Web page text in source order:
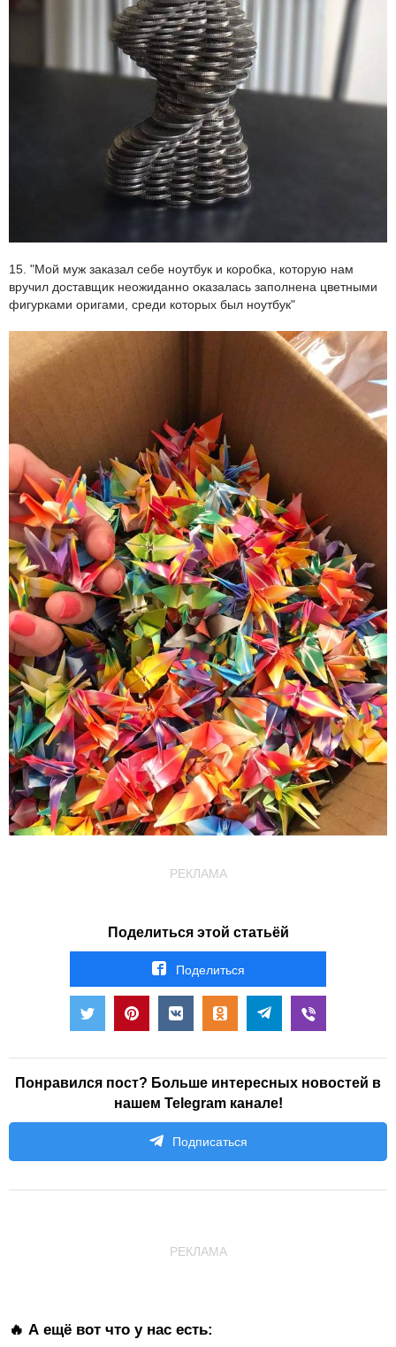
15. "Мой муж заказал себе ноутбук и коробка, которую нам
вручил доставщик неожиданно оказалась заполнена цветными
фигурками оригами, среди которых был ноутбук"
РЕКЛАМА
Поделиться этой статьёй
Поделиться
Понравился пост? Больше интересных новостей в
нашем Telegram канале!
Подписаться
РЕКЛАМА
🔥 А ещё вот что у нас есть: